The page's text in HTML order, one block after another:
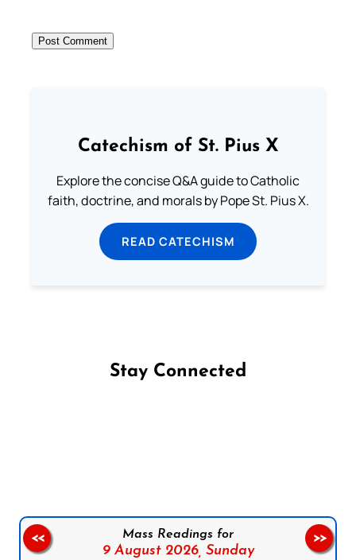
Catechism of St. Pius X
Explore the concise Q&A guide to Catholic
faith, doctrine, and morals by Pope St. Pius X.
READ CATECHISM
Stay Connected
Mass Readings for
9 August 2026, Sunday
<< >>